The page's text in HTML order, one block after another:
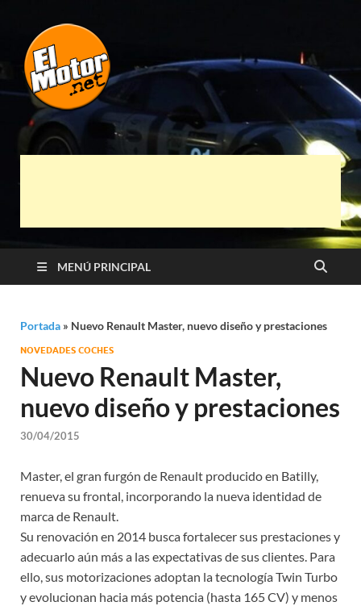
El Motor punto
Net
Automóviles
MENÚ PRINCIPAL
Portada » Nuevo Renault Master, nuevo diseño y prestaciones
NOVEDADES COCHES
Nuevo Renault Master,
nuevo diseño y prestaciones
30/04/2015
Master, el gran furgón de Renault producido en Batilly,
renueva su frontal, incorporando la nueva identidad de
marca de Renault.
Su renovación en 2014 busca fortalecer sus prestaciones y
adecuarlo aún más a las expectativas de sus clientes. Para
ello, sus motorizaciones adoptan la tecnología Twin Turbo
y evolucionan hacia más potencia (hasta 165 CV) y menos